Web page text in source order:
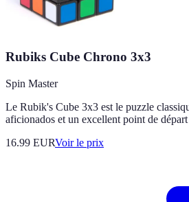
Rubiks Cube Chrono 3x3
Spin Master
Le Rubik's Cube 3x3 est le puzzle
aficionados et un excellent point de
16.99 EURVoir le prix